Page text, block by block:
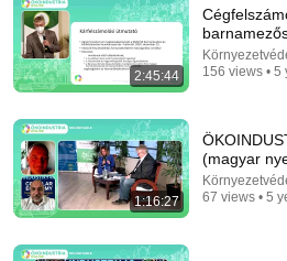
Bill Maher Says There’s No
THIS Happens
2:45:44
156 views • 5
1:16:27
(magyar
67 views • 5